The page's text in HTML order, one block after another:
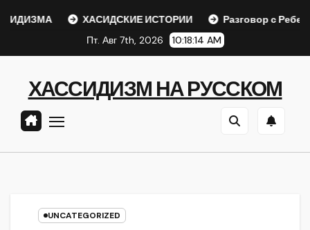
ХАСИДСКИЕ ИСТОРИИ
Разговор с Ребе
Пт. Авг 7th, 2026
10:18:14 AM
ХАССИДИЗМ НА РУССКОМ
UNCATEGORIZED